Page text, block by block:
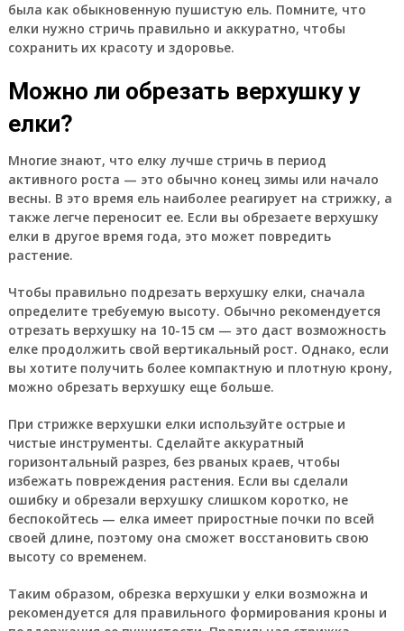
была как обыкновенную пушистую ель. Помните, что
елки нужно стричь правильно и аккуратно, чтобы
сохранить их красоту и здоровье.
Можно ли обрезать верхушку у
елки?
Многие знают, что елку лучше стричь в период
активного роста — это обычно конец зимы или начало
весны. В это время ель наиболее реагирует на стрижку, а
также легче переносит ее. Если вы обрезаете верхушку
елки в другое время года, это может повредить
растение.
Чтобы правильно подрезать верхушку елки, сначала
определите требуемую высоту. Обычно рекомендуется
отрезать верхушку на 10-15 см — это даст возможность
елке продолжить свой вертикальный рост. Однако, если
вы хотите получить более компактную и плотную крону,
можно обрезать верхушку еще больше.
При стрижке верхушки елки используйте острые и
чистые инструменты. Сделайте аккуратный
горизонтальный разрез, без рваных краев, чтобы
избежать повреждения растения. Если вы сделали
ошибку и обрезали верхушку слишком коротко, не
беспокойтесь — елка имеет приростные почки по всей
своей длине, поэтому она сможет восстановить свою
высоту со временем.
Таким образом, обрезка верхушки у елки возможна и
рекомендуется для правильного формирования кроны и